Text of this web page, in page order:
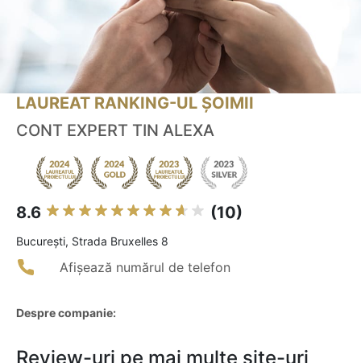
LAUREAT RANKING-UL ȘOIMII
CONT EXPERT TIN ALEXA
8.6 (10)
Bucureşti, Strada Bruxelles 8
Afișează numărul de telefon
Despre companie:
Review-uri pe mai multe site-uri